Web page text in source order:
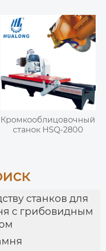
Кромкооблицовочный
станок HSQ-2800
станков для
с грибовидным